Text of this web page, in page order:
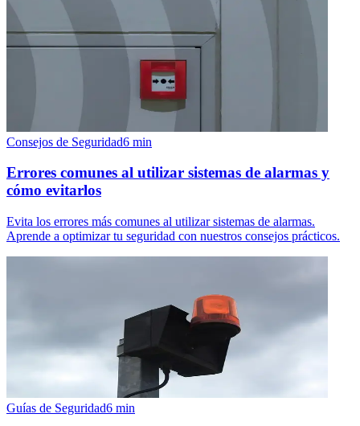
Consejos de Seguridad6 min
Errores comunes al utilizar sistemas de alarmas y
cómo evitarlos
Evita los errores más comunes al utilizar sistemas de alarmas.
Aprende a optimizar tu seguridad con nuestros consejos prácticos.
Guías de Seguridad6 min